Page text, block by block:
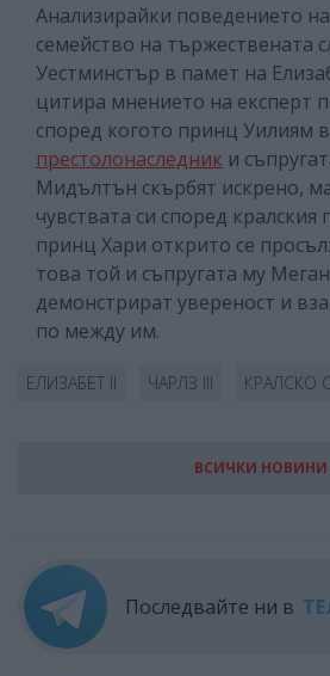
Анализирайки поведението
семейство на тържествената
Уестминстър в памет на
цитира мнението на експерт
според когото принц Уилиям
престолонаследник и
Мидълтън скърбят искрено,
чувствата си според
принц Хари открито се
това той и съпругата му
демонстрират увереност и
по между им.
ЕЛИЗАБЕТ II ЧАРЛЗ III КРАЛСКО
ВСИЧКИ НОВИНИ
Последвайте ни в